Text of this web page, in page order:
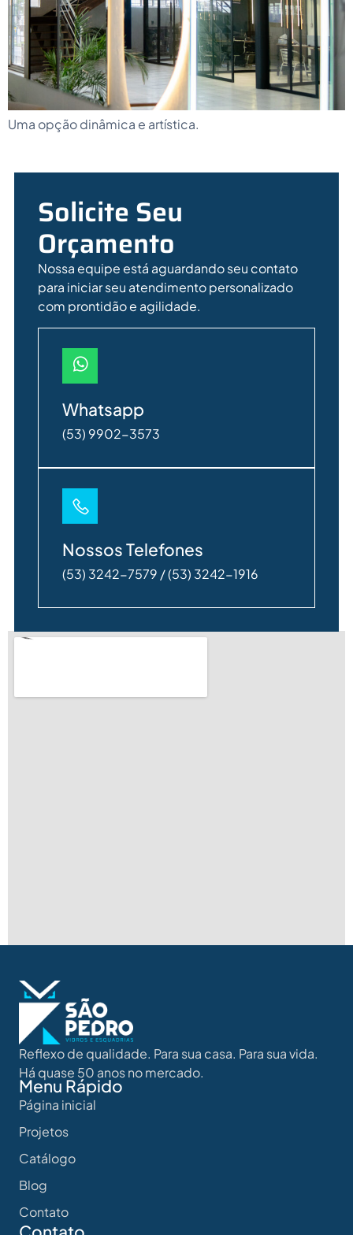
Uma opção dinâmica e artística.
Solicite Seu
Orçamento
Nossa equipe está aguardando seu contato
para iniciar seu atendimento personalizado
com prontidão e agilidade.
Whatsapp
(53) 9902-3573
Nossos Telefones
(53) 3242-7579 / (53) 3242-1916
Reflexo de qualidade. Para sua casa. Para sua vida.
Há quase 50 anos no mercado.
Menu Rápido
Página inicial
Projetos
Catálogo
Blog
Contato